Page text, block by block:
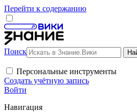
Перейти к содержанию
Поиск
Персональные инструменты
Создать учётную запись
Войти
Навигация